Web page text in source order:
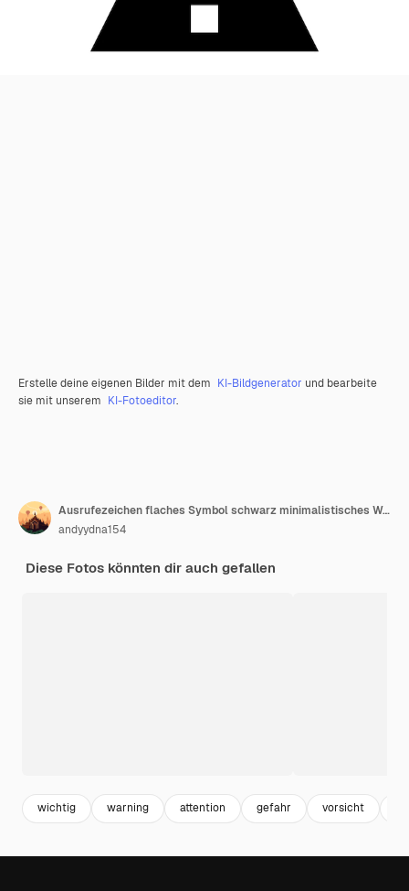
Erstelle deine eigenen Bilder mit dem KI-Bildgenerator und bearbeite
sie mit unserem KI-Fotoeditor.
Ausrufezeichen flaches Symbol schwarz minimalistisches Warnsymbol Kunst-App-Webzeichen
andyydna154
Diese Fotos könnten dir auch gefallen
wichtig warning attention gefahr vorsicht